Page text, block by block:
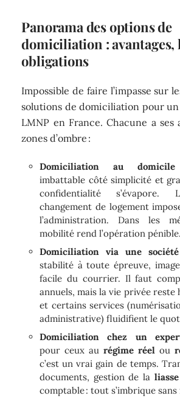
Panorama des options de
domiciliation :
obligations
Impossible de faire l’impasse sur
solutions de domiciliation pour
LMNP en France. Chacune a ses
zones d’ombre :
Domiciliation au domicile
imbattable côté simplicité et
confidentialité s’évapore.
changement de logement
l’administration. Dans les
mobilité rend l’opération pénible.
Domiciliation via une société
stabilité à toute épreuve,
facile du courrier. Il faut
annuels, mais la vie privée reste
et certains services
administrative) fluidifient le
Domiciliation chez un
pour ceux aurégime réelou
c’est un vrai gain de temps.
documents, gestion de la
comptable : tout s’imbrique